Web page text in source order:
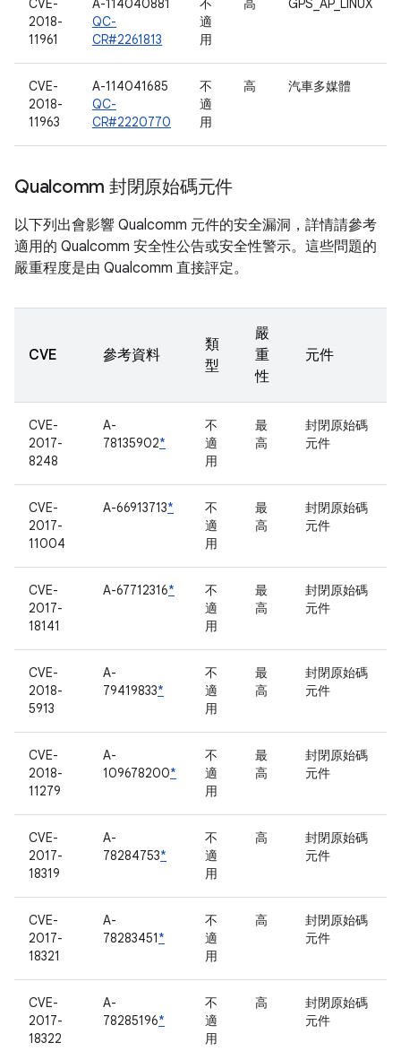
CVE-
2018-
11961
A-114040881
QC-
CR#2261813
不
適
用
高 GPS_AP_LINUX
CVE-
2018-
11963
A-114041685
QC-
CR#2220770
不
適
用
高 汽車多媒體
Qualcomm 封閉原始碼元件
以下列出會影響 Qualcomm 元件的安全漏洞，詳情請參考
適用的 Qualcomm 安全性公告或安全性警示。這些問題的
嚴重程度是由 Qualcomm 直接評定。
CVE 參考資料
類
型
嚴
重
性
元件
CVE-
2017-
8248
A-
78135902*
不
適
用
最
高
封閉原始碼
元件
CVE-
2017-
11004
A-66913713*
不
適
用
最
高
封閉原始碼
元件
CVE-
2017-
18141
A-67712316*
不
適
用
最
高
封閉原始碼
元件
CVE-
2018-
5913
A-
79419833*
不
適
用
最
高
封閉原始碼
元件
CVE-
2018-
11279
A-
109678200*
不
適
用
最
高
封閉原始碼
元件
CVE-
2017-
18319
A-
78284753*
不
適
用
高
封閉原始碼
元件
CVE-
2017-
18321
A-
78283451*
不
適
用
高
封閉原始碼
元件
CVE-
2017-
18322
A-
78285196*
不
適
用
高
封閉原始碼
元件